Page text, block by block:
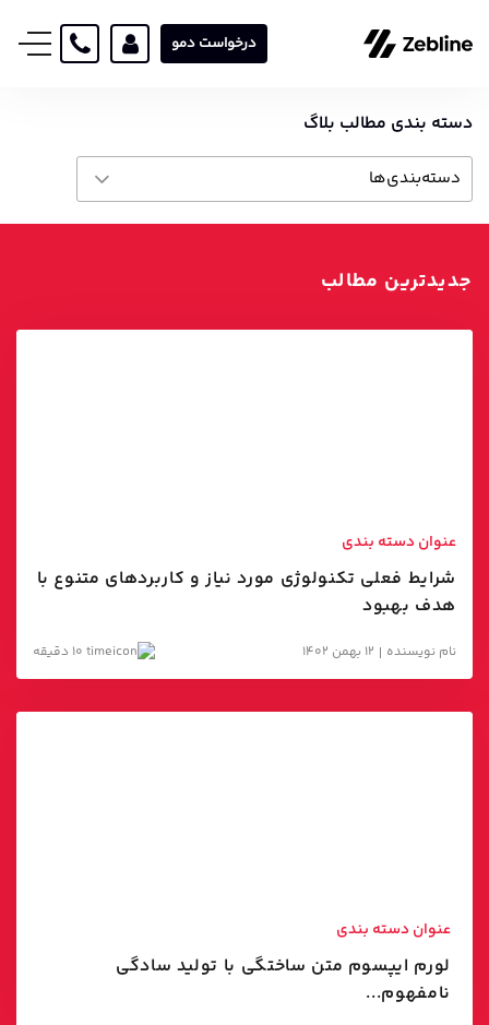
درخواست دمو
دسته بندی مطالب بلاگ
دسته‌بندی‌ها
جدیدترین مطالب
عنوان دسته بندی
شرایط فعلی تکنولوژی مورد نیاز و کاربردهای متنوع با
هدف بهبود
نام نویسنده 12 بهمن 1402
عنوان دسته بندی
لورم ایپسوم متن ساختگی با تولید سادگی
نامفهوم...